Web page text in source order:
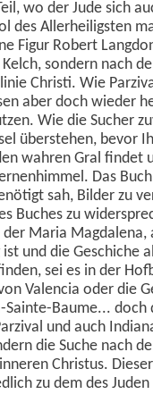
wo der Jude sich
des Allerheiligsten
Figur Robert
sondern nach
Christi. Wie
aber doch wieder
Wie die Sucher
überstehen, bevor
wahren Gral findet
Das
sah, Bilder zu
Buches zu
Maria Magdalena,
und die Geschiche
sei es in der
Valencia oder die
Baume... doch
und auch
die Suche nach
Christus.
zu dem des